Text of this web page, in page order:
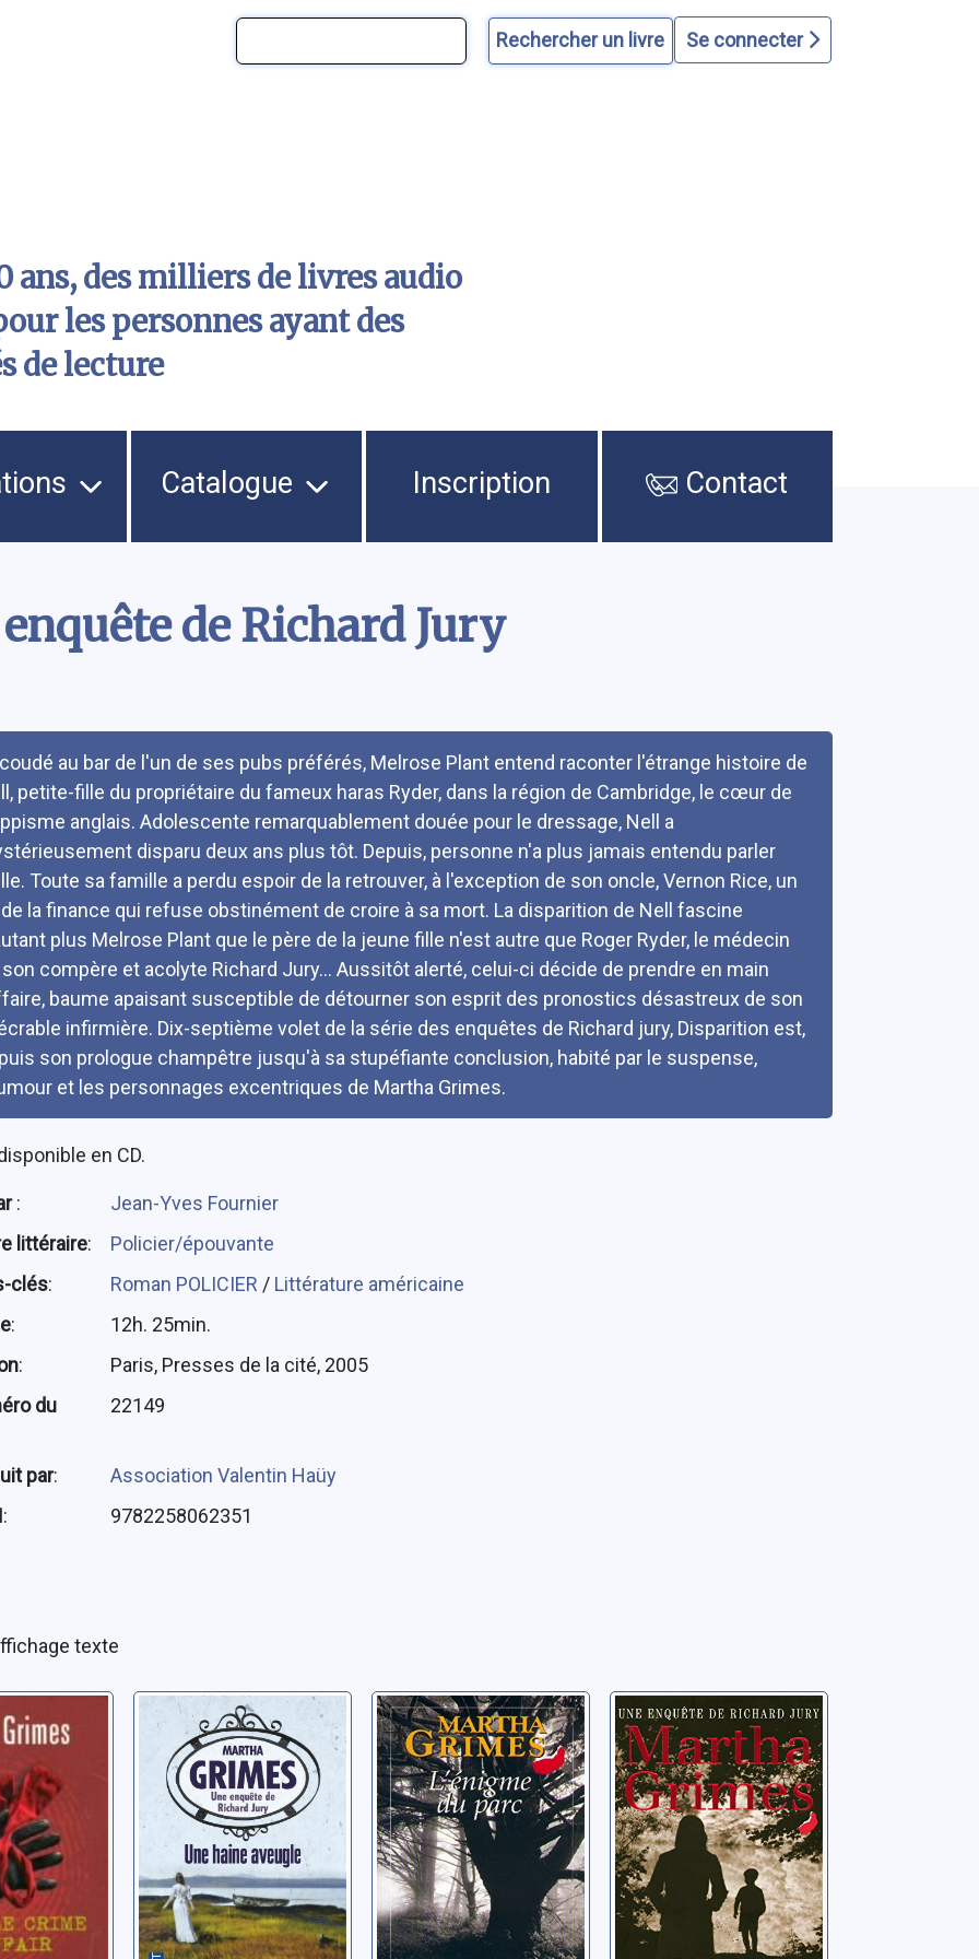
Se connecter
ans, des milliers de livres audio
les personnes ayant des
de lecture
Catalogue Inscription Contact
de Richard Jury
au bar de l'un de ses pubs préférés, Melrose Plant entend raconter l'étrange histoire de
petite-fille du propriétaire du fameux haras Ryder, dans la région de Cambridge, le cœur de
anglais. Adolescente remarquablement douée pour le dressage, Nell a
disparu deux ans plus tôt. Depuis, personne n'a plus jamais entendu parler
Toute sa famille a perdu espoir de la retrouver, à l'exception de son oncle, Vernon Rice, un
la finance qui refuse obstinément de croire à sa mort. La disparition de Nell fascine
plus Melrose Plant que le père de la jeune fille n'est autre que Roger Ryder, le médecin
compère et acolyte Richard Jury... Aussitôt alerté, celui-ci décide de prendre en main
baume apaisant susceptible de détourner son esprit des pronostics désastreux de son
infirmière. Dix-septième volet de la série des enquêtes de Richard jury, Disparition est,
son prologue champêtre jusqu'à sa stupéfiante conclusion, habité par le suspense,
et les personnages excentriques de Martha Grimes.
en CD.
:
Jean-Yves Fournier
littéraire:
Policier/épouvante
clés: Roman POLICIER / Littérature américaine
:
12h. 25min.
:
Paris, Presses de la cité, 2005
du
22149
par:
Association Valentin Haüy
: 9782258062351
texte
Une haine
aveugle
Grimes, Martha
L'énigme du parc
Grimes, Martha
Le paradoxe du
menteur
Grimes, Martha